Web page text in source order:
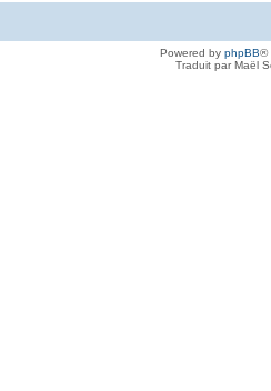
Powered by phpBB®
Traduit par Maël